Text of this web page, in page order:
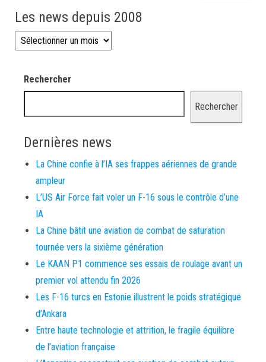
Les news depuis 2008
Les news depuis 2008
Rechercher
Rechercher
Dernières news
La Chine confie à l’IA ses frappes aériennes de grande
ampleur
L’US Air Force fait voler un F-16 sous le contrôle d’une
IA
La Chine bâtit une aviation de combat de saturation
tournée vers la sixième génération
Le KAAN P1 commence ses essais de roulage avant un
premier vol attendu fin 2026
Les F-16 turcs en Estonie illustrent le poids stratégique
d’Ankara
Entre haute technologie et attrition, le fragile équilibre
de l’aviation française